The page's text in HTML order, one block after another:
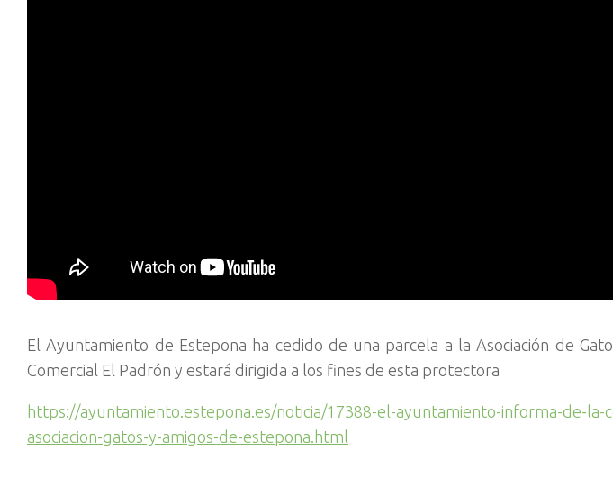
El Ayuntamiento de Estepona ha cedido de una parcela a la Asociación de
Comercial El Padrón y estará dirigida a los fines de esta protectora
https://ayuntamiento.estepona.es/noticia/17388-el-ayuntamiento-informa-de-la-
asociacion-gatos-y-amigos-de-estepona.html